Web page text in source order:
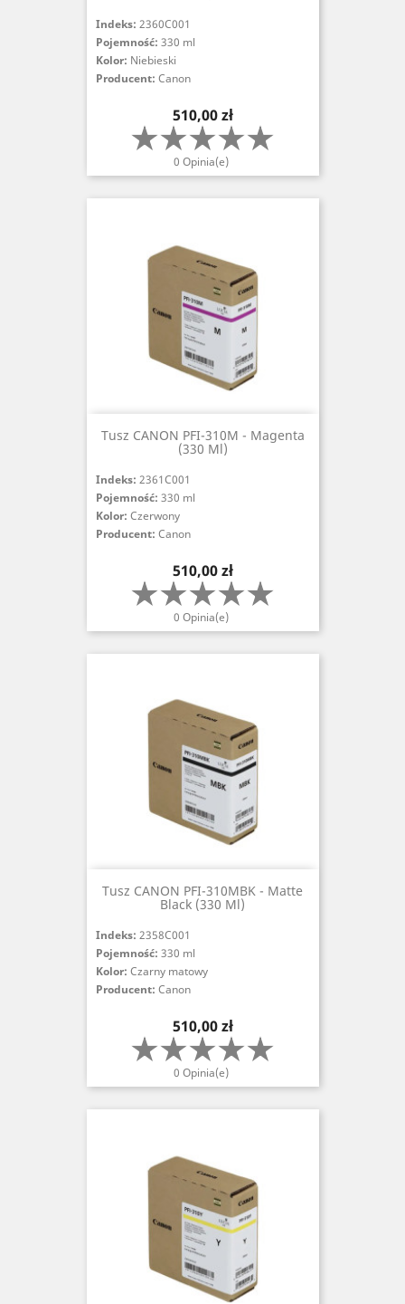
Indeks: 2360C001
Pojemność: 330 ml
Kolor: Niebieski
Producent: Canon
Cena
510,00 zł
0 Opinia(e)
Tusz CANON PFI-310M - Magenta
(330 Ml)
Indeks: 2361C001
Pojemność: 330 ml
Kolor: Czerwony
Producent: Canon
Cena
510,00 zł
0 Opinia(e)
Tusz CANON PFI-310MBK - Matte
Black (330 Ml)
Indeks: 2358C001
Pojemność: 330 ml
Kolor: Czarny matowy
Producent: Canon
Cena
510,00 zł
0 Opinia(e)